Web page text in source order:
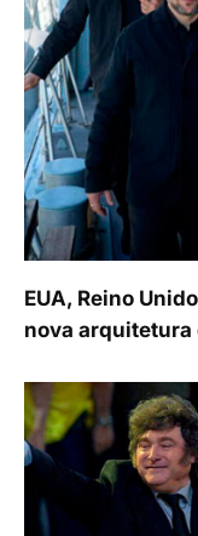
EUA, Reino
nova